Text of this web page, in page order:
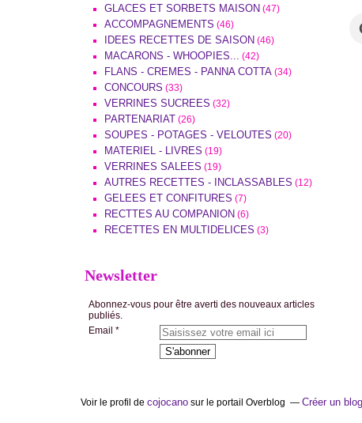
GLACES ET SORBETS MAISON (47)
ACCOMPAGNEMENTS (46)
IDEES RECETTES DE SAISON (46)
MACARONS - WHOOPIES... (42)
FLANS - CREMES - PANNA COTTA (34)
CONCOURS (33)
VERRINES SUCREES (32)
PARTENARIAT (26)
SOUPES - POTAGES - VELOUTES (20)
MATERIEL - LIVRES (19)
VERRINES SALEES (19)
AUTRES RECETTES - INCLASSABLES (12)
GELEES ET CONFITURES (7)
RECTTES AU COMPANION (6)
RECETTES EN MULTIDELICES (3)
Newsletter
Abonnez-vous pour être averti des nouveaux articles
publiés.
Email
Voir le profil de cojocano sur le portail Overblog Créer un